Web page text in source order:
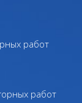
работ
работ